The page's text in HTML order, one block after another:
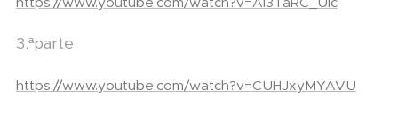
3.ªparte
https://www.youtube.com/watch?v=CUHJxyMYAVU